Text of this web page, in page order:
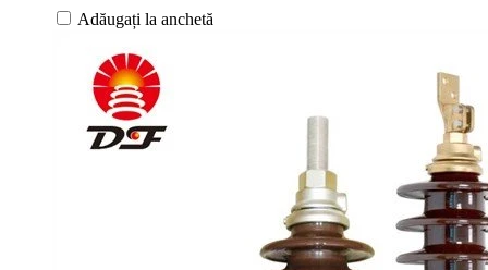
Adăugați la anchetă